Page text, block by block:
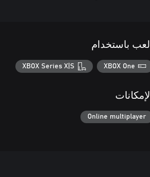
العب باستخدام
XBOX One
XBOX Series X|S
الإمكانات
Online multiplayer